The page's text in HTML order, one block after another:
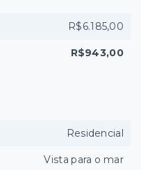
R$6.185,00
R$943,00
Residencial
Vista para o mar